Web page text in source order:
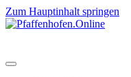
Zum Hauptinhalt springen